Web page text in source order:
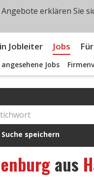
Jobleiter Jobs
Jobs
Suche speichern
aus
erklären Sie